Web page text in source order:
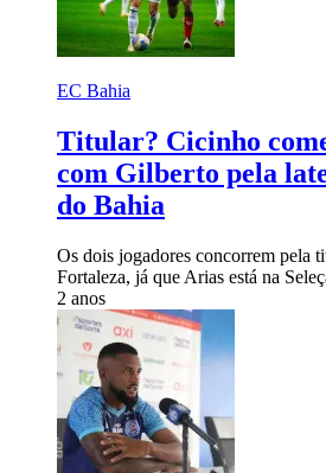
EC Bahia
Titular? Cicinho
com Gilberto pela
do Bahia
Os dois jogadores concorrem pela
Fortaleza, já que Arias está na
2 anos